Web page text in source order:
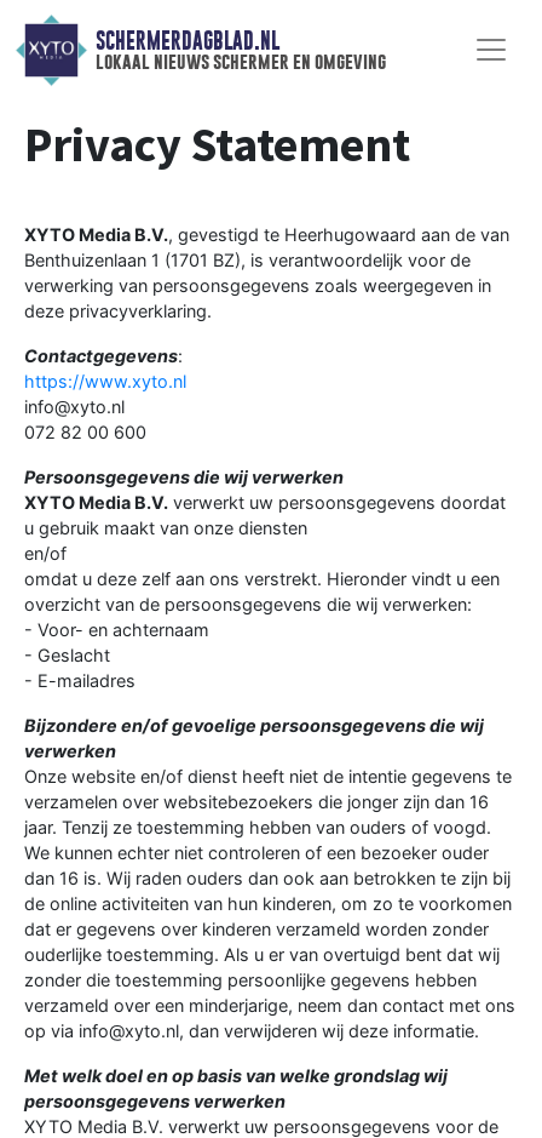
SCHERMERDAGBLAD.NL
lokaal nieuws schermer en omgeving
Privacy Statement
XYTO Media B.V., gevestigd te Heerhugowaard aan de van
Benthuizenlaan 1 (1701 BZ), is verantwoordelijk voor de
verwerking van persoonsgegevens zoals weergegeven in
deze privacyverklaring.
Contactgegevens:
https://www.xyto.nl
info@xyto.nl
072 82 00 600
Persoonsgegevens die wij verwerken
XYTO Media B.V. verwerkt uw persoonsgegevens doordat
u gebruik maakt van onze diensten
en/of
omdat u deze zelf aan ons verstrekt. Hieronder vindt u een
overzicht van de persoonsgegevens die wij verwerken:
- Voor- en achternaam
- Geslacht
- E-mailadres
Bijzondere en/of gevoelige persoonsgegevens die wij
verwerken
Onze website en/of dienst heeft niet de intentie gegevens te
verzamelen over websitebezoekers die jonger zijn dan 16
jaar. Tenzij ze toestemming hebben van ouders of voogd.
We kunnen echter niet controleren of een bezoeker ouder
dan 16 is. Wij raden ouders dan ook aan betrokken te zijn bij
de online activiteiten van hun kinderen, om zo te voorkomen
dat er gegevens over kinderen verzameld worden zonder
ouderlijke toestemming. Als u er van overtuigd bent dat wij
zonder die toestemming persoonlijke gegevens hebben
verzameld over een minderjarige, neem dan contact met ons
op via info@xyto.nl, dan verwijderen wij deze informatie.
Met welk doel en op basis van welke grondslag wij
persoonsgegevens verwerken
XYTO Media B.V. verwerkt uw persoonsgegevens voor de